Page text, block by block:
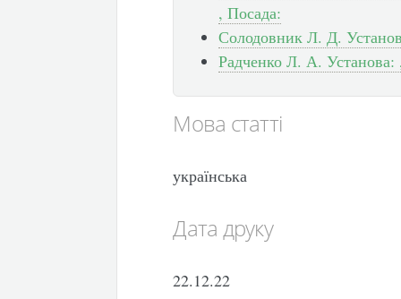
, Посада:
Солодовник Л. Д.
Радченко Л. А. Установа:
Мова статті
українська
Дата друку
22.12.22